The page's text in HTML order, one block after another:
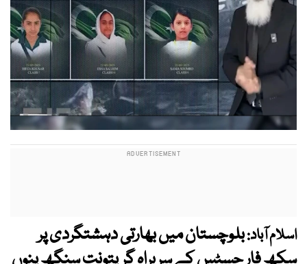
اسلام آباد:بلوچستان میں بھارتی دہشتگردی پر